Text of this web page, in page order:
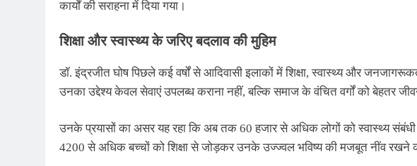
कार्यों की सराहना में दिया गया।
शिक्षा और स्वास्थ्य के जरिए बदलाव की मुहिम
डॉ. इंद्रजीत घोष पिछले कई वर्षों से आदिवासी इलाकों में शिक्षा, स्वास्थ्य और
उनका उद्देश्य केवल सेवाएं उपलब्ध कराना नहीं, बल्कि समाज के वंचित वर्गों को बेहतर
उनके प्रयासों का असर यह रहा कि अब तक 60 हजार से अधिक लोगों को स्वास्थ्य
4200 से अधिक बच्चों को शिक्षा से जोड़कर उनके उज्ज्वल भविष्य की मजबूत नींव रखने